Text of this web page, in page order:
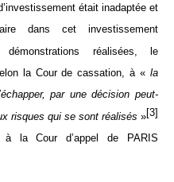
était inadaptée et
dans cet investissement
réalisées, le
la Cour de cassation, à « la
par une décision peut-
risques qui se sont réalisés »[3]
à la Cour d’appel de PARIS